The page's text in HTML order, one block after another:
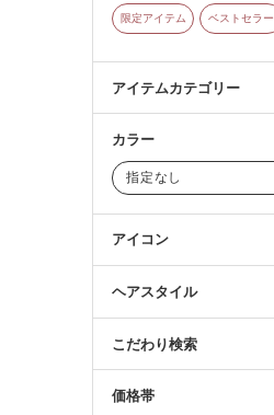
限定アイテム ベストセラー
アイテムカテゴリー
カラー
指定なし
アイコン
ヘアスタイル
こだわり検索
価格帯